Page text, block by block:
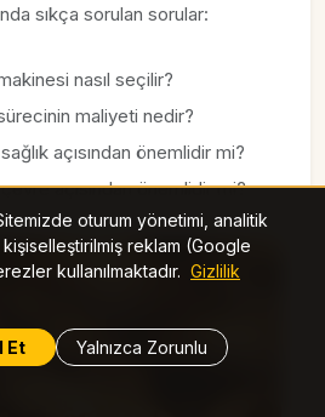
sıkça sorulan sorular:
nasıl seçilir?
maliyeti nedir?
açısından önemlidir mi?
açısından önemlidir mi?
oturum yönetimi, analitik
reklam (Google
kullanılmaktadır. Gizlilik
Et Yalnızca Zorunlu